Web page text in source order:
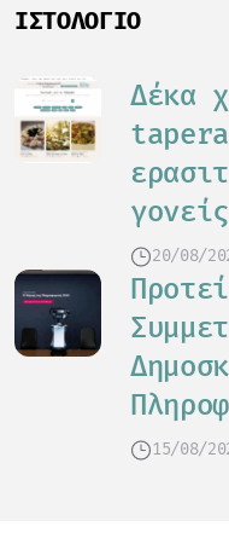
ΙΣΤΟΛΌΓΙΟ
Δέκα
γονείς
20/08/
15/08/